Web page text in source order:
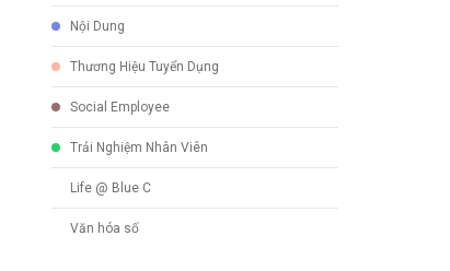
Nội Dung
Thương Hiệu Tuyển Dụng
Social Employee
Trải Nghiệm Nhân Viên
Life @ Blue C
Văn hóa số